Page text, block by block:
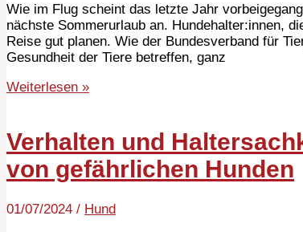
Wie im Flug scheint das letzte Jahr
nächste Sommerurlaub an. Hundehalter:innen,
Reise gut planen. Wie der Bundesverband für
Gesundheit der Tiere betreffen, ganz
Weiterlesen »
Verhalten und
von gefährlichen Hunden
01/07/2024 / Hund